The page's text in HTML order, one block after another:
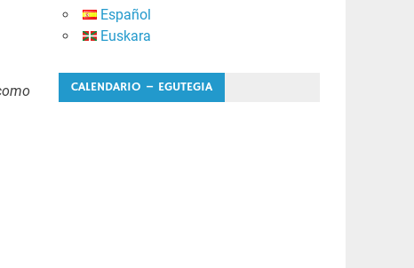
omo
Español
Euskara
CALENDARIO – EGUTEGIA